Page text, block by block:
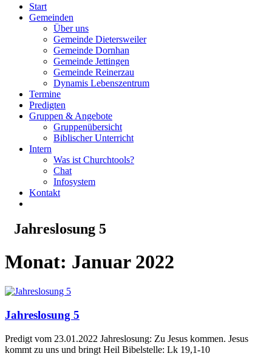
Start
Gemeinden
Über uns
Gemeinde Dietersweiler
Gemeinde Dornhan
Gemeinde Jettingen
Gemeinde Reinerzau
Dynamis Lebenszentrum
Termine
Predigten
Gruppen & Angebote
Gruppenübersicht
Biblischer Unterricht
Intern
Was ist Churchtools?
Chat
Infosystem
Kontakt
Jahreslosung 5
Monat: Januar 2022
Jahreslosung 5
Predigt vom 23.01.2022 Jahreslosung: Zu Jesus kommen. Jesus
kommt zu uns und bringt Heil Bibelstelle: Lk 19,1-10